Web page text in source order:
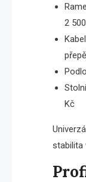
2
Kč
stabilita